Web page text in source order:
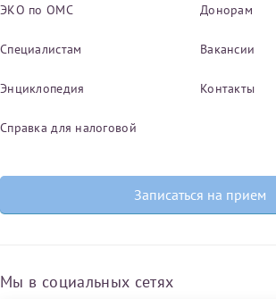
ЭКО по ОМС Донорам
Специалистам Вакансии
Энциклопедия Контакты
Справка для налоговой
Записаться на прием
Мы в социальных сетях